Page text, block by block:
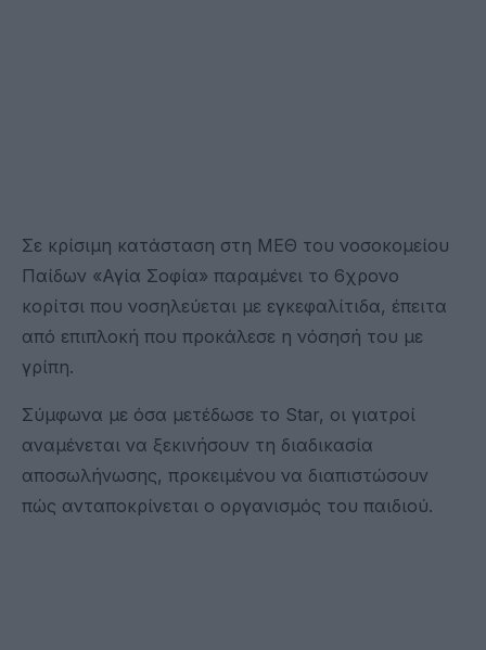
Σε κρίσιμη κατάσταση στη ΜΕΘ του νοσοκομείου
Παίδων «Αγία Σοφία» παραμένει το 6χρονο
κορίτσι που νοσηλεύεται με εγκεφαλίτιδα, έπειτα
από επιπλοκή που προκάλεσε η νόσησή του με
γρίπη.
Σύμφωνα με όσα μετέδωσε το Star, οι γιατροί
αναμένεται να ξεκινήσουν τη διαδικασία
αποσωλήνωσης, προκειμένου να διαπιστώσουν
πώς ανταποκρίνεται ο οργανισμός του παιδιού.